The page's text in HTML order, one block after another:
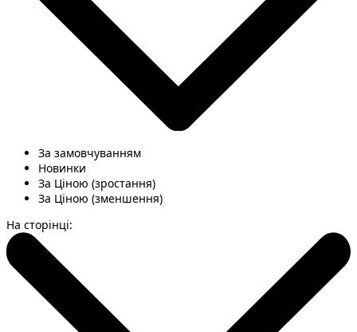
За замовчуванням
Новинки
За Ціною (зростання)
За Ціною (зменшення)
На сторінці: